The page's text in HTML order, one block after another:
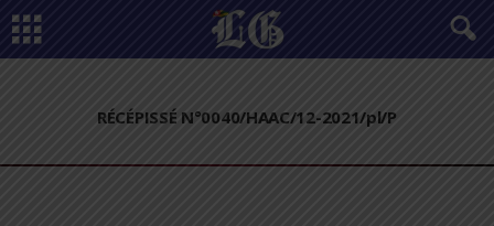
RÉCÉPISSÉ N°0040/HAAC/12-2021/pl/P